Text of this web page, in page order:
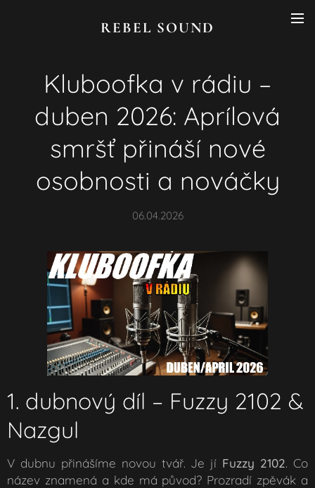
REBEL SOUND
Kluboofka v rádiu –
duben 2026: Aprílová
smršť přináší nové
osobnosti a nováčky
06.04.2026
1. dubnový díl – Fuzzy 2102 &
Nazgul
V dubnu přinášíme novou tvář. Je jí Fuzzy 2102. Co
název znamená a kde má původ? Prozradí zpěvák a